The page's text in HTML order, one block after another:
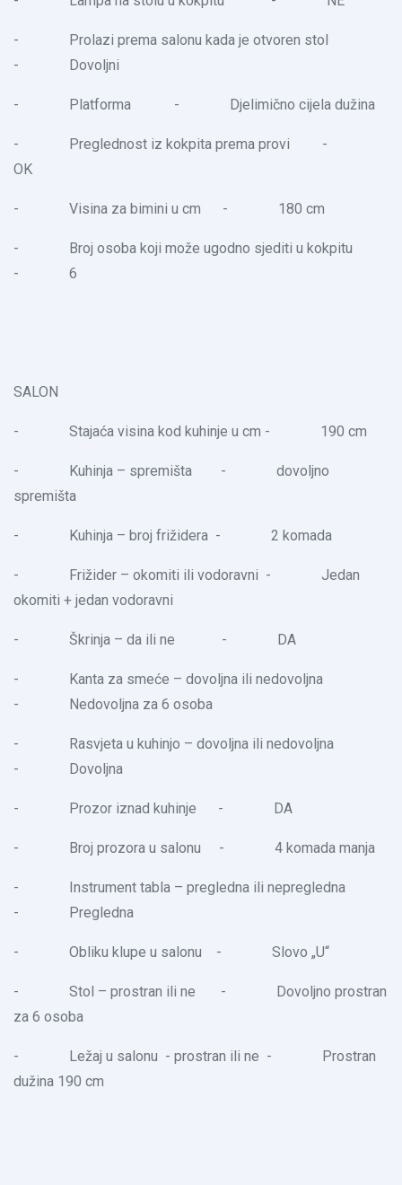
- Prolazi prema salonu kada je otvoren stol
- Dovoljni
- Platforma - Djelimično cijela dužina
- Preglednost iz kokpita prema provi -
OK
- Visina za bimini u cm - 180 cm
- Broj osoba koji može ugodno sjediti u kokpitu
- 6
SALON
- Stajaća visina kod kuhinje u cm - 190 cm
- Kuhinja – spremišta - dovoljno
spremišta
- Kuhinja – broj frižidera - 2 komada
- Frižider – okomiti ili vodoravni - Jedan
okomiti + jedan vodoravni
- Škrinja – da ili ne - DA
- Kanta za smeće – dovoljna ili nedovoljna
- Nedovoljna za 6 osoba
- Rasvjeta u kuhinjo – dovoljna ili nedovoljna
- Dovoljna
- Prozor iznad kuhinje - DA
- Broj prozora u salonu - 4 komada manja
- Instrument tabla – pregledna ili nepregledna
- Pregledna
- Obliku klupe u salonu - Slovo „U“
- Stol – prostran ili ne - Dovoljno prostran
za 6 osoba
- Ležaj u salonu - prostran ili ne - Prostran
dužina 190 cm